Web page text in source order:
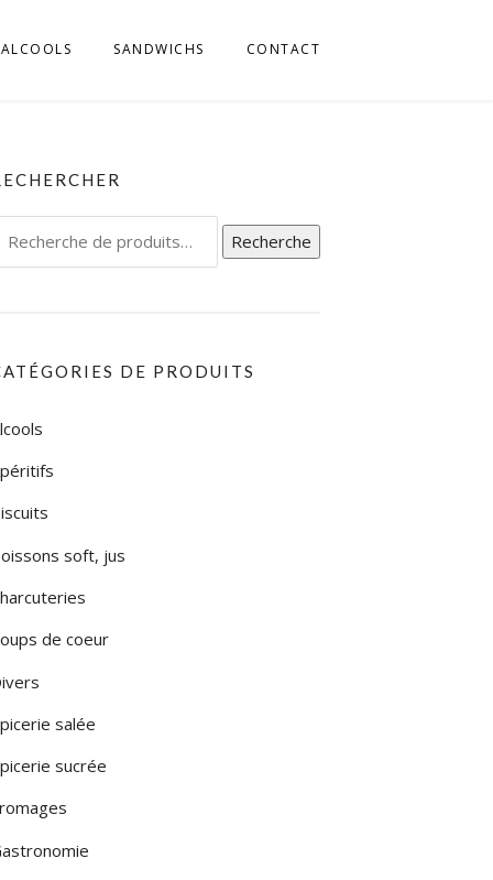
FRIULI
TRENTINO
CALABRIA
CAMPAGNIA
PUGLIA
ALCOOLS SANDWICHS CONTACT
Recherche
DE PRODUITS
soft, jus
de coeur
salée
sucrée